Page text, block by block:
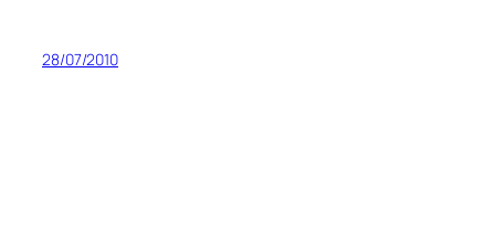
28/07/2010